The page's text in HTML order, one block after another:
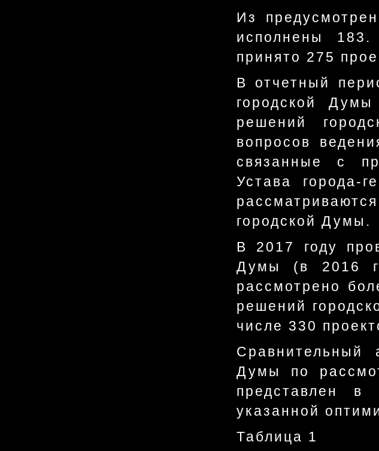
Из
исполнены
принято 275
В отчетный
городской
решений
вопросов
связанные с
Устава города-
городской Думы.
В 2017 году
Думы (в 2016
рассмотрено
решений
числе 330
Сравнительный
Думы по
представлен в
указанной
Таблица 1